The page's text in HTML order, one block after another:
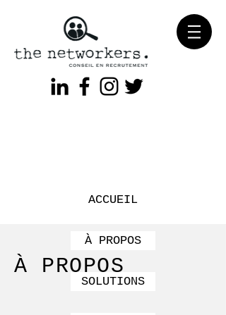
À PROPOS
ACCUEIL
À PROPOS
SOLUTIONS